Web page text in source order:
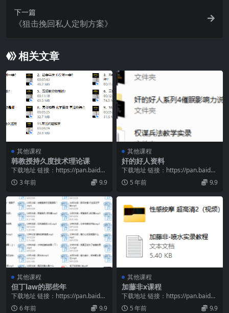
下一篇
《狙击挽回私人定制方案》
相关文章
其他课程
韩教授持久度技术理论课
下载地址 链接：https://pan.baidu.
com/s/1SjzWlWJ...
3 年前 9.9
其他课程
奸的好人资料
下载地址 链接：https://pan.baidu.
com/s/15atY2Rx...
5 年前 9.9
其他课程
但丁law的那些年
下载地址 链接：https://pan.baidu.
com/s/1xlB5OS5...
6 年前 9.9
其他课程
加藤非x课程
下载地址 链接：https://pan.baidu.
com/s/1dU5hnYV...
5 年前 9.9